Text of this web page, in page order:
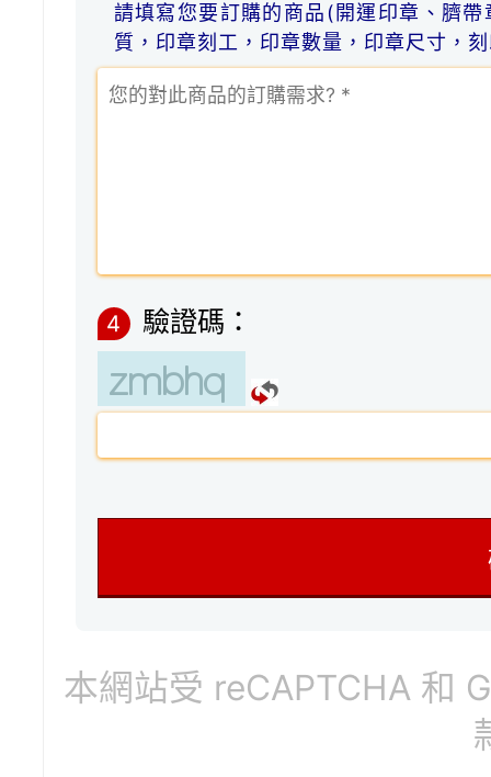
請填寫您要訂購的商品(開運印章、臍
質，印章刻工，印章數量，印章尺寸，
4 驗證碼：
本網站受 reCAPTCHA 和